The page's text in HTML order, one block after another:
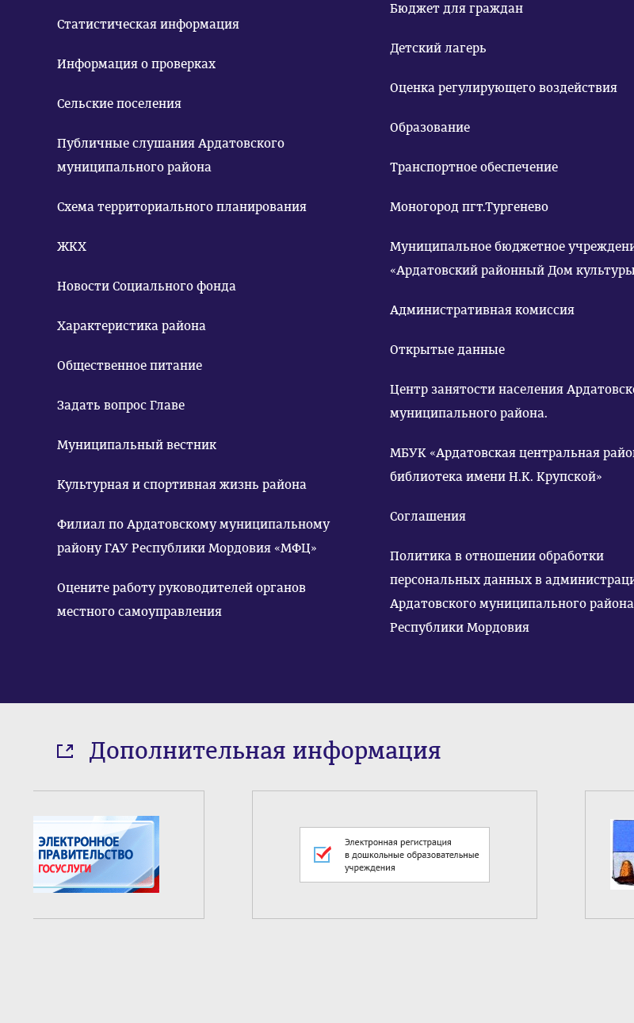
Статистическая информация
Информация о проверках
Сельские поселения
Публичные слушания Ардатовского
муниципального района
Схема территориального планирования
ЖКХ
Новости Социального фонда
Характеристика района
Общественное питание
Задать вопрос Главе
Муниципальный вестник
Культурная и спортивная жизнь района
Филиал по Ардатовскому муниципальному
району ГАУ Республики Мордовия «МФЦ»
Оцените работу руководителей органов
местного самоуправления
Бюджет для граждан
Детский лагерь
Оценка регулирующего воздействия
Образование
Транспортное обеспечение
Моногород пгт.Тургенево
Муниципальное бюджетное
«Ардатовский районный Дом
Административная комиссия
Открытые данные
Центр занятости населения
муниципального района.
МБУК «Ардатовская центральная
библиотека имени Н.К. Крупской»
Соглашения
Политика в отношении обработки
персональных данных в
Ардатовского муниципального района
Республики Мордовия
Дополнительная информация